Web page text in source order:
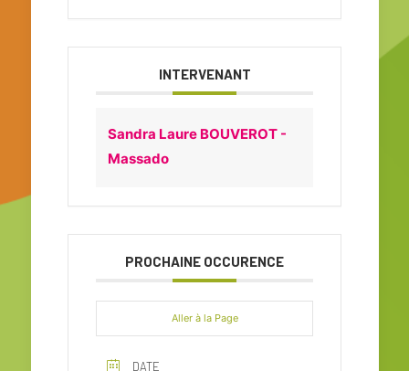
INTERVENANT
Sandra Laure BOUVEROT -
Massado
PROCHAINE OCCURENCE
Aller à la Page
DATE